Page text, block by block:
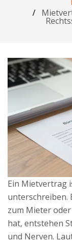
Ein Mietvertrag
unterschreiben.
zum Mieter
hat, entstehen
und Nerven.